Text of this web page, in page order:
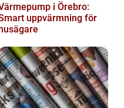
i Örebro:
uppvärmning för